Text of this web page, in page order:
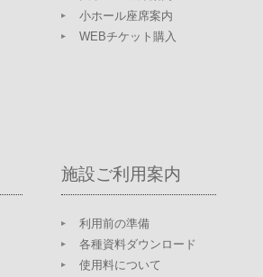
小ホール座席案内
WEBチケット購入
施設ご利用案内
利用前の準備
各種資料ダウンロード
使用料について